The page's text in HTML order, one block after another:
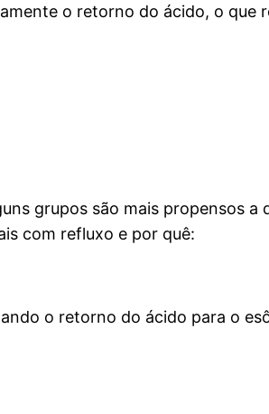
o retorno do ácido, o que
grupos são mais propensos
com refluxo e por quê:
o retorno do ácido para o